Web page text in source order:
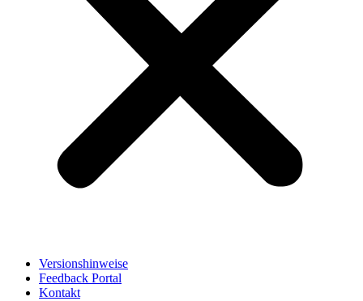
Versionshinweise
Feedback Portal
Kontakt